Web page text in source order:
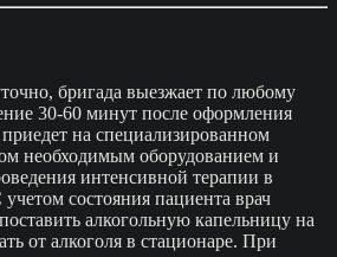
бригада выезжает по любому
30-60 минут после оформления
на специализированном
необходимым оборудованием и
интенсивной терапии в
состояния пациента врач
алкогольную капельницу на
от алкоголя в стационаре. При